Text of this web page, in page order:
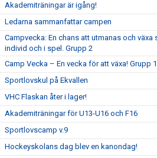
Akademiträningar är igång!
Ledarna sammanfattar campen
Campvecka: En chans att utmanas och växa
individ och i spel. Grupp 2
Camp Vecka – En vecka för att växa! Grupp 1
Sportlovskul på Ekvallen
VHC Flaskan åter i lager!
Akademiträningar för U13-U16 och F16
Sportlovscamp v.9
Hockeyskolans dag blev en kanondag!